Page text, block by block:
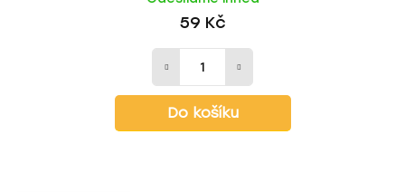
59 Kč
Do košíku